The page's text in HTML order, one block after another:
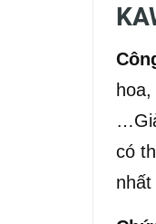
có
nhất